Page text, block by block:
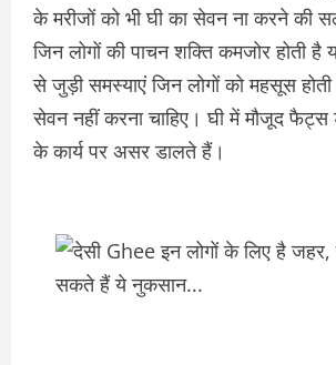
के मरीजों को भी घी का सेवन ना करने की
जिन लोगों की पाचन शक्ति कमजोर होती है
से जुड़ी समस्याएं जिन लोगों को महसूस
सेवन नहीं करना चाहिए। घी में मौजूद फैट्स
के कार्य पर असर डालते हैं।